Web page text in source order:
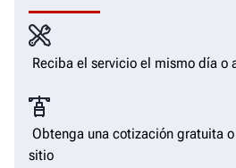
Reciba el servicio el mismo día o
Obtenga una cotización gratuita
sitio